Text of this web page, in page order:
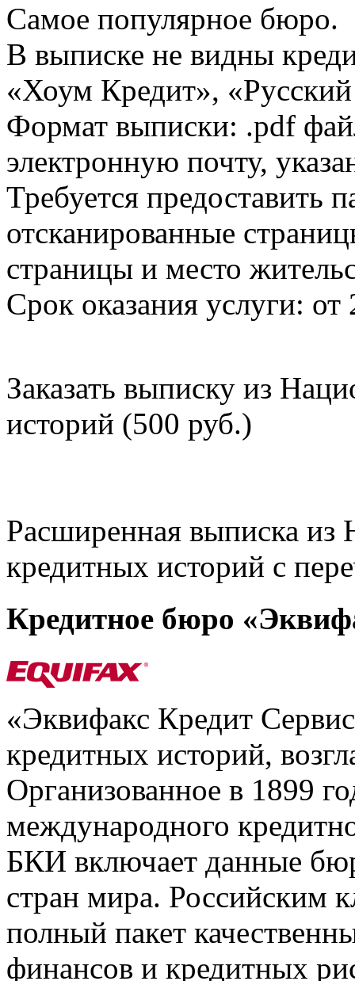
Самое популярное бюро.
В выписке не видны
«Хоум Кредит»,
Формат выписки: .pdf
электронную почту,
Требуется предоставить
отсканированные
страницы и место
Срок оказания услуги: от
Заказать выписку из
историй (500 руб.)
Расширенная выписка из
кредитных историй с
Кредитное бюро
«Эквифакс Кредит
кредитных историй,
Организованное в 1899
международного
БКИ включает данные
стран мира. Российским
полный пакет
финансов и кредитных